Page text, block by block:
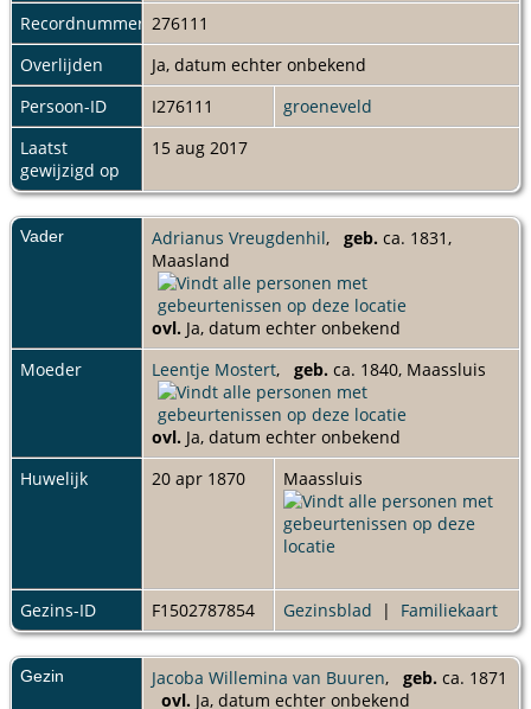
Recordnummer 276111
Overlijden
Ja, datum echter onbekend
Persoon-ID
I276111
groeneveld
Laatst
gewijzigd op
15 aug 2017
Vader Adrianus Vreugdenhil, geb. ca. 1831,
Maasland
ovl. Ja, datum echter onbekend
Moeder
Leentje Mostert, geb. ca. 1840, Maassluis
ovl. Ja, datum echter onbekend
Huwelijk
20 apr 1870 Maassluis
Gezins-ID F1502787854 Gezinsblad | Familiekaart
Gezin Jacoba Willemina van Buuren, geb. ca. 1871
ovl. Ja, datum echter onbekend